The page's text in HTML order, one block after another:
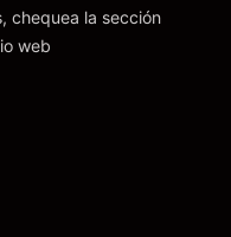
Cargos y tarifas
chequea la sección
web